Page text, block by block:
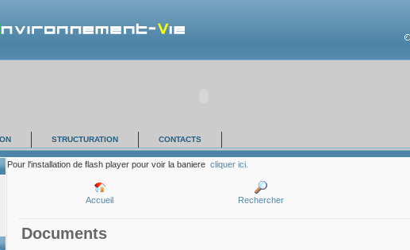
STRUCTURATION CONTACTS
Pour l'installation de flash player pour voir la baniere cliquer ici.
Accueil Rechercher
Documents